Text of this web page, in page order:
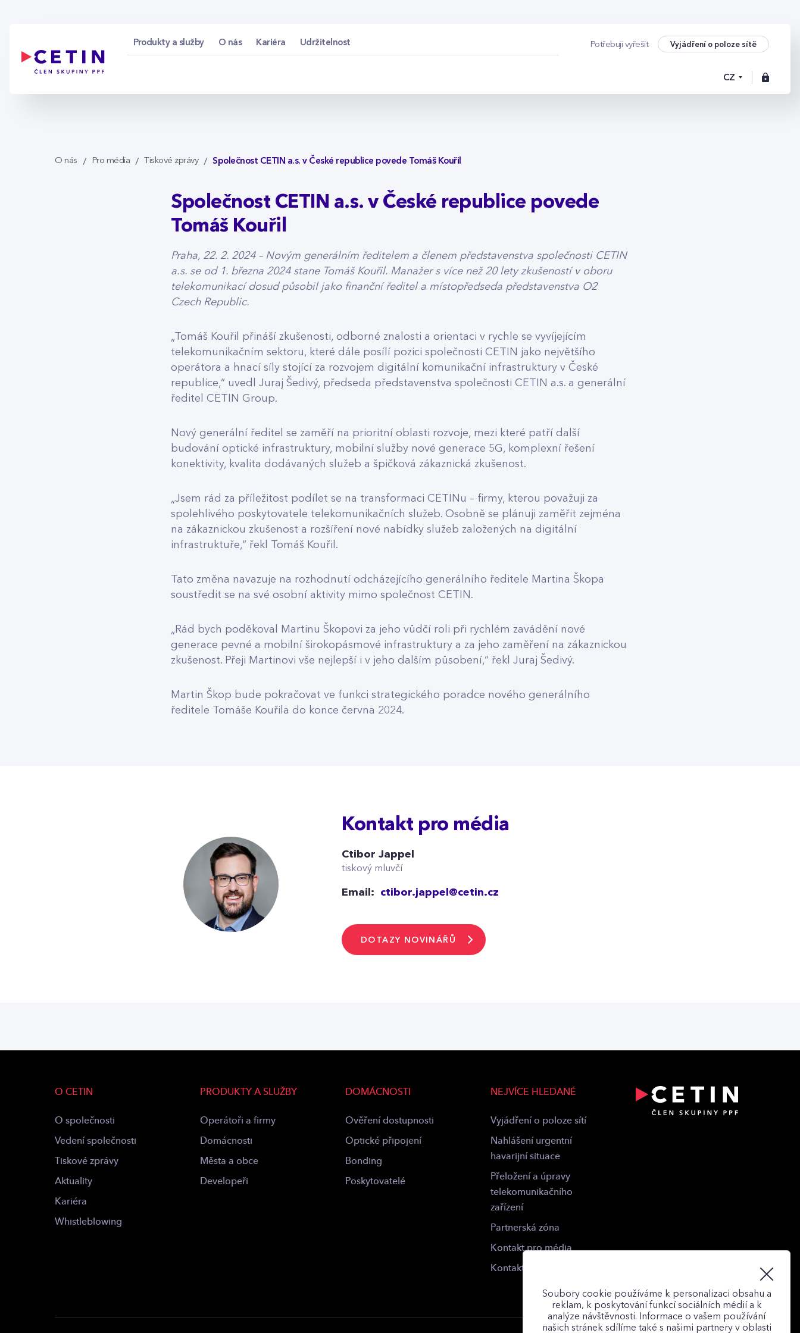
Produkty a služby O nás Kariéra Udržitelnost Potřebuji vyřešit Vyjádření o poloze sítě
CZ
O nás Pro média Tiskové zprávy Společnost CETIN a.s. v České republice povede Tomáš Kouřil
Společnost CETIN a.s. v České republice povede
Tomáš Kouřil
Praha, 22. 2. 2024 – Novým generálním ředitelem a členem představenstva společnosti CETIN
a.s. se od 1. března 2024 stane Tomáš Kouřil. Manažer s více než 20 lety zkušeností v oboru
telekomunikací dosud působil jako finanční ředitel a místopředseda představenstva O2
Czech Republic.
„Tomáš Kouřil přináší zkušenosti, odborné znalosti a orientaci v rychle se vyvíjejícím
telekomunikačním sektoru, které dále posílí pozici společnosti CETIN jako největšího
operátora a hnací síly stojící za rozvojem digitální komunikační infrastruktury v České
republice,“ uvedl Juraj Šedivý, předseda představenstva společnosti CETIN a.s. a generální
ředitel CETIN Group.
Nový generální ředitel se zaměří na prioritní oblasti rozvoje, mezi které patří další
budování optické infrastruktury, mobilní služby nové generace 5G, komplexní řešení
konektivity, kvalita dodávaných služeb a špičková zákaznická zkušenost.
„Jsem rád za příležitost podílet se na transformaci CETINu – firmy, kterou považuji za
spolehlivého poskytovatele telekomunikačních služeb. Osobně se plánuji zaměřit zejména
na zákaznickou zkušenost a rozšíření nové nabídky služeb založených na digitální
infrastruktuře,“ řekl Tomáš Kouřil.
Tato změna navazuje na rozhodnutí odcházejícího generálního ředitele Martina Škopa
soustředit se na své osobní aktivity mimo společnost CETIN.
„Rád bych poděkoval Martinu Škopovi za jeho vůdčí roli při rychlém zavádění nové
generace pevné a mobilní širokopásmové infrastruktury a za jeho zaměření na zákaznickou
zkušenost. Přeji Martinovi vše nejlepší i v jeho dalším působení,“ řekl Juraj Šedivý.
Martin Škop bude pokračovat ve funkci strategického poradce nového generálního
ředitele Tomáše Kouřila do konce června 2024.
Kontakt pro média
Ctibor Jappel
tiskový mluvčí
Email: ctibor.jappel@cetin.cz
DOTAZY NOVINÁŘŮ
O CETIN
O společnosti
Vedení společnosti
Tiskové zprávy
Aktuality
Kariéra
Whistleblowing
PRODUKTY A SLUŽBY
Operátoři a firmy
Domácnosti
Města a obce
Developeři
DOMÁCNOSTI
Ověření dostupnosti
Optické připojení
Bonding
Poskytovatelé
NEJVÍCE HLEDANÉ
Vyjádření o poloze sítí
Nahlášení urgentní
havarijní situace
Přeložení a úpravy
telekomunikačního
zařízení
Partnerská zóna
Kontakt pro média
Kontakt
Soubory cookie používáme k personalizaci obsahu a
reklam, k poskytování funkcí sociálních médií a k
analýze návštěvnosti. Informace o vašem používání
našich stránek sdílíme také s našimi partnery v oblasti